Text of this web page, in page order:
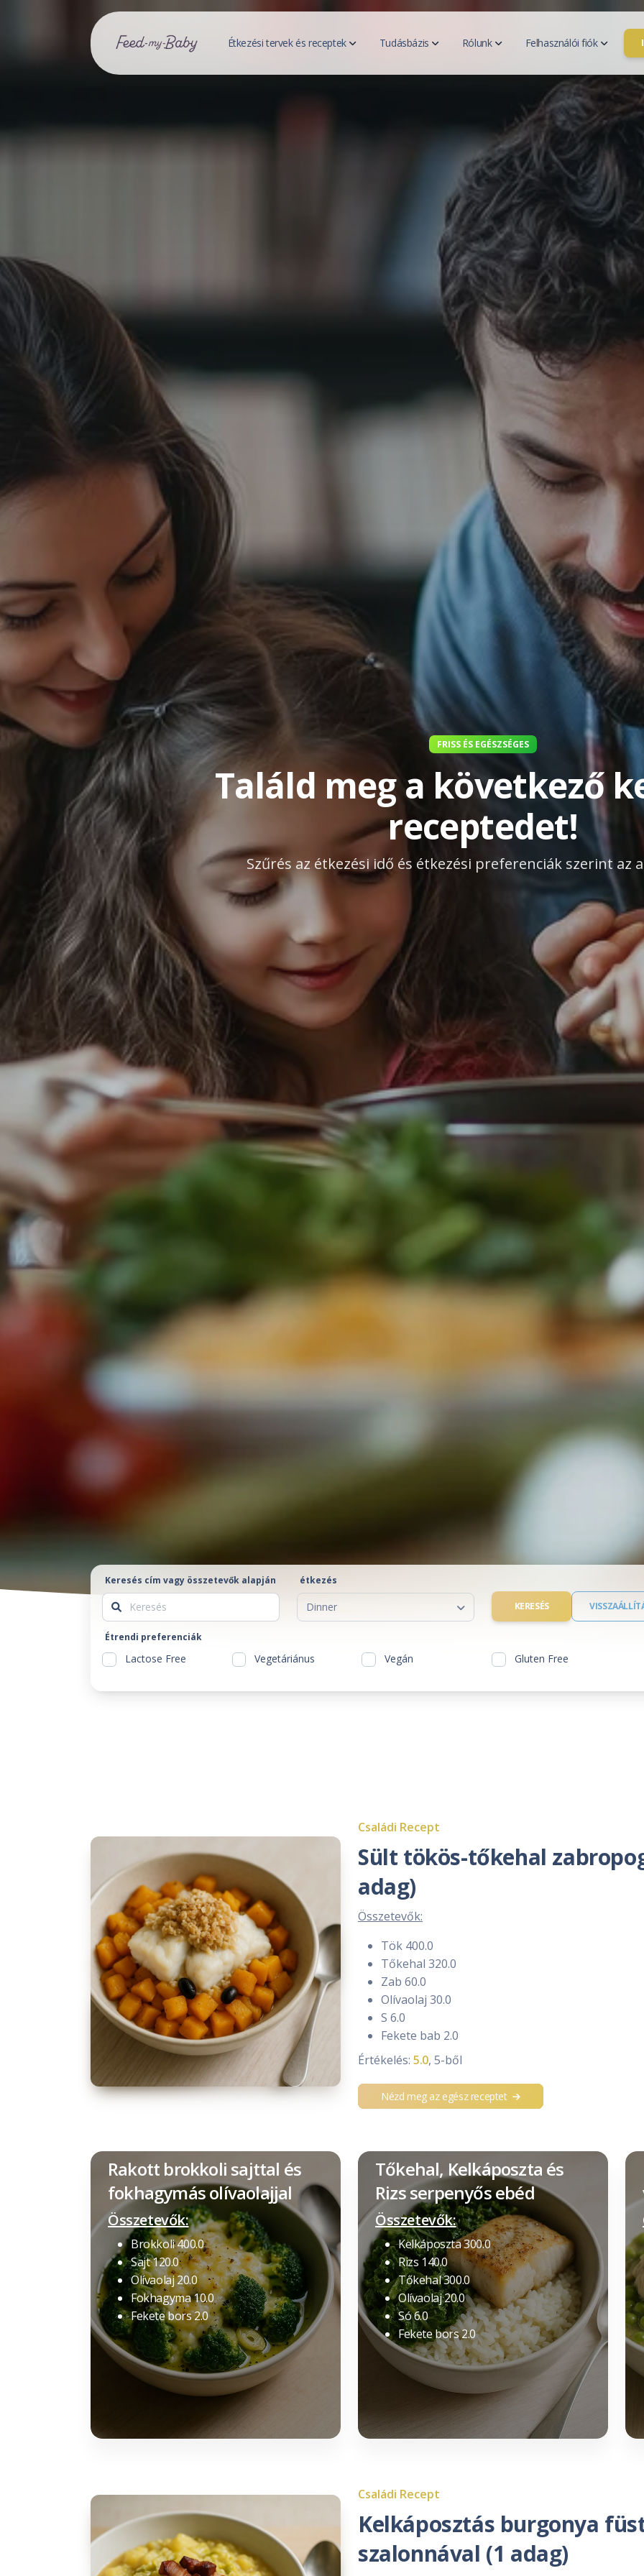
Étkezési tervek és receptek
Bevásárlólistáim
Tudásbázis
Bevezetés a hozzátáplálásba
Táplálkozási szükségletek
Minden cikk
Hírek
Összetevők
Hozzávaló adatbázis
Táplálkozási szükségletek kvíz
Teszteld tudásod
Rólunk
Rólunk
Felhasználói fiók
Fiók kezelése
FRISS ÉS EGÉSZSÉGES
Találd meg a következő
receptedet!
Szűrés az étkezési idő és étkezési preferenciák szerint az
Keresés cím vagy összetevők alapján étkezés
Dinner KERESÉS
Étrendi preferenciák
Lactose Free Vegetáriánus Vegán Gluten Free
Családi Recept
Sült tökös-tőkehal
adag)
Összetevők:
Tök 400.0
Tőkehal 320.0
Zab 60.0
Olívaolaj 30.0
S 6.0
Fekete bab 2.0
Értékelés: 5.0, 5-ből
Nézd meg az egész receptet
Rakott brokkoli sajttal és
fokhagymás olívaolajjal
Összetevők:
Brokkoli 400.0
Sajt 120.0
Olívaolaj 20.0
Fokhagyma 10.0
Fekete bors 2.0
Tőkehal, Kelkáposzta és
Rizs serpenyős ebéd
Összetevők:
Kelkáposzta 300.0
Rizs 140.0
Tőkehal 300.0
Olívaolaj 20.0
Só 6.0
Fekete bors 2.0
Családi Recept
Kelkáposztás burgonya
szalonnával (1 adag)